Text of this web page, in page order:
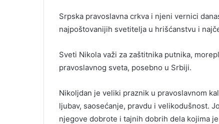
Srpska pravoslavna crkva i njeni vernici
najpoštovanijih svetitelja u hrišćanstvu i
Sveti Nikola važi za zaštitnika putnika,
pravoslavnog sveta, posebno u Srbiji.
Nikoljdan je veliki praznik u pravoslavnom
ljubav, saosećanje, pravdu i velikodušnost.
njegove dobrote i tajnih dobrih dela kojima